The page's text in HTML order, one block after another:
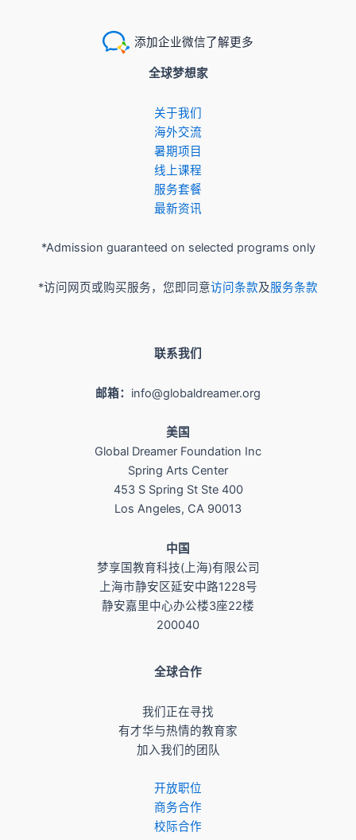
添加企业微信了解更多
全球梦想家
关于我们
​海外交流
暑期项目
​线上课程
服务套餐
最新资讯
*Admission guaranteed on selected programs only
*访问网页或购买服务，您即同意访问条款及服务条款
联系我们
邮箱： info@globaldreamer.org
美国
Global Dreamer Foundation Inc
Spring Arts Center
453 S Spring St Ste 400
Los Angeles, CA 90013
​中国
梦享国教育科技(上海)有限公司
上海市静安区延安中路1228号
静安嘉里中心办公楼3座22楼
200040
全球合作
我们正在寻找
有才华与热情的教育家
加入我们的团队
开放职位
商务合作
校际合作